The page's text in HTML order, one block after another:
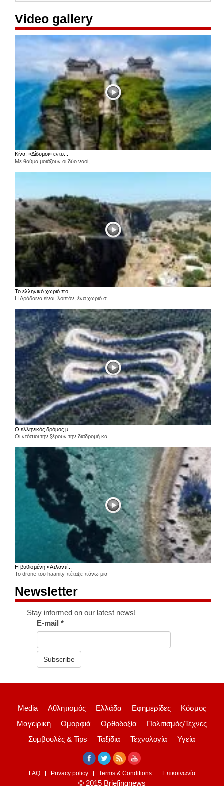
Video gallery
Κίνα: «Δίδυμοι» εντυ...
Με θαύμα μοιάζουν οι δύο ναοί,
Το ελληνικό χωριό πο...
Η Αράδαινα είναι, λοιπόν, ένα χωριό σ
Ο ελληνικός δρόμος μ...
Οι ντόπιοι την ξέρουν την διαδρομή κα
Η βυθισμένη «Ατλαντί...
Το drone του haanity πέταξε πάνω μια
Newsletter
Stay informed on our latest news!
E-mail*
Subscribe
Media Αθλητισμός Ελλάδα Εφημερίδες
Κόσμος
Μαγειρική
Ομορφιά Ορθοδοξία
Πολιτισμός/Τέχνες
Συμβουλές & Tips
Ταξίδια Τεχνολογία Υγεία
FAQ Privacy policy Terms & Conditions Επικοινωνία
© 2015 Briefingnews